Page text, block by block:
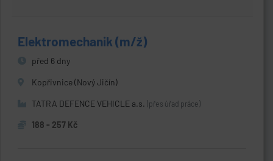
Elektromechanik (m/ž)
před 6 dny
Kopřivnice (Nový Jičín)
TATRA DEFENCE VEHICLE a.s. (přes úřad práce)
188 - 257 Kč